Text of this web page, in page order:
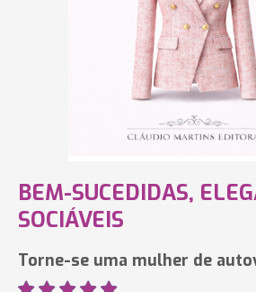
BEM-SUCEDIDAS,
SOCIÁVEIS
Torne-se uma mulher de